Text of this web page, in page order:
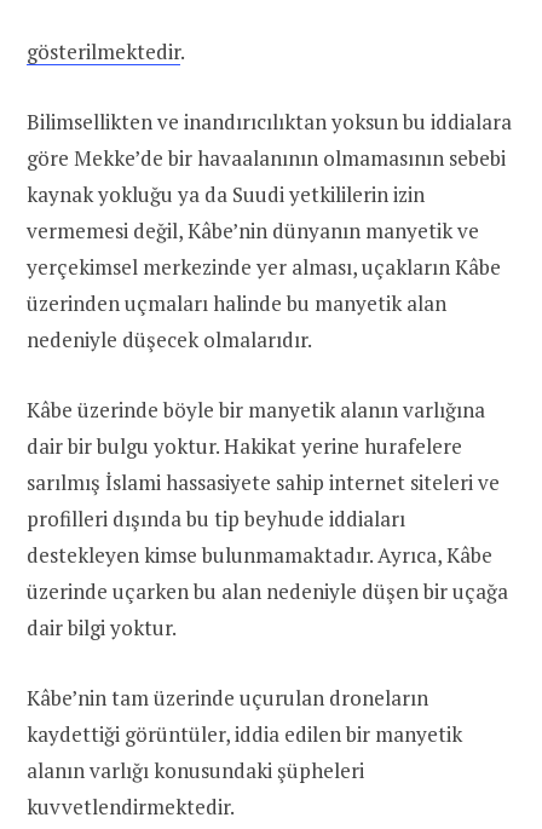
gösterilmektedir.
Bilimsellikten ve inandırıcılıktan yoksun bu iddialara
göre Mekke’de bir havaalanının olmamasının sebebi
kaynak yokluğu ya da Suudi yetkililerin izin
vermemesi değil, Kâbe’nin dünyanın manyetik ve
yerçekimsel merkezinde yer alması, uçakların Kâbe
üzerinden uçmaları halinde bu manyetik alan
nedeniyle düşecek olmalarıdır.
Kâbe üzerinde böyle bir manyetik alanın varlığına
dair bir bulgu yoktur. Hakikat yerine hurafelere
sarılmış İslami hassasiyete sahip internet siteleri ve
profilleri dışında bu tip beyhude iddiaları
destekleyen kimse bulunmamaktadır. Ayrıca, Kâbe
üzerinde uçarken bu alan nedeniyle düşen bir uçağa
dair bilgi yoktur.
Kâbe’nin tam üzerinde uçurulan droneların
kaydettiği görüntüler, iddia edilen bir manyetik
alanın varlığı konusundaki şüpheleri
kuvvetlendirmektedir.